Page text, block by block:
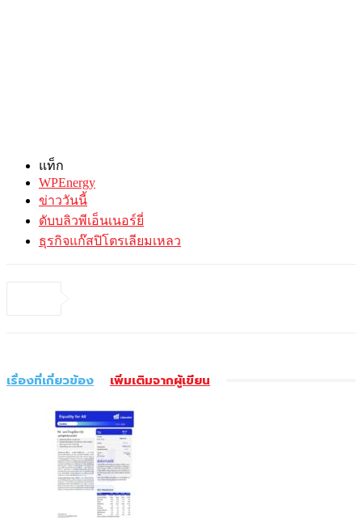
แท็ก
WPEnergy
ข่าววันนี้
ดับบลิวพีเอ็นเนอร์ยี่
ธุรกิจแก๊สปิโตรเลียมเหลว
เรื่องที่เกี่ยวข้อง เพิ่มเติมจากผู้เขียน